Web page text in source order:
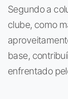
Segundo a
clube, como
base,
enfrentado